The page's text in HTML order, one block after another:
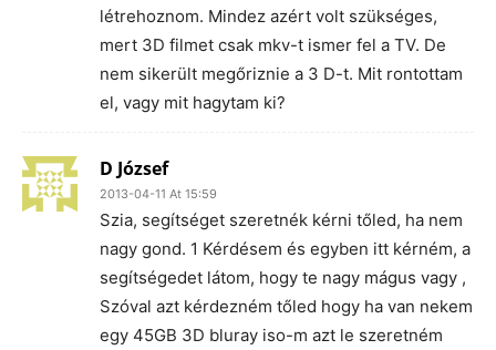
létrehoznom. Mindez azért volt szükséges,
mert 3D filmet csak mkv-t ismer fel a TV. De
nem sikerült megőriznie a 3 D-t. Mit rontottam
el, vagy mit hagytam ki?
D József
2013-04-11 At 15:59
Szia, segítséget szeretnék kérni tőled, ha nem
nagy gond. 1 Kérdésem és egyben itt kérném, a
segítségedet látom, hogy te nagy mágus vagy ,
Szóval azt kérdezném tőled hogy ha van nekem
egy 45GB 3D bluray iso-m azt le szeretném